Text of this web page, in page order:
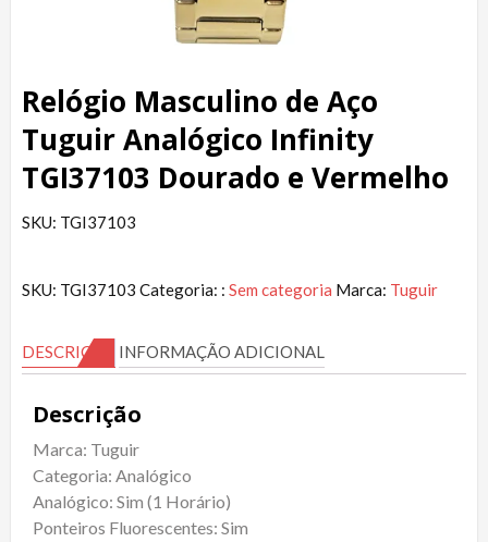
Relógio Masculino de Aço
Tuguir Analógico Infinity
TGI37103 Dourado e Vermelho
SKU: TGI37103
SKU: TGI37103 Categoria: : Sem categoria Marca: Tuguir
DESCRIÇÃO INFORMAÇÃO ADICIONAL
Descrição
Marca: Tuguir
Categoria: Analógico
Analógico: Sim (1 Horário)
Ponteiros Fluorescentes: Sim